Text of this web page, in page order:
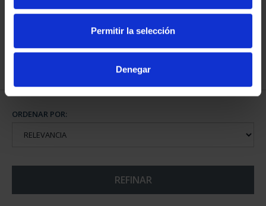
Permitir la selección
Denegar
73,00 € 73,00 €
ORDENAR POR:
REFINAR